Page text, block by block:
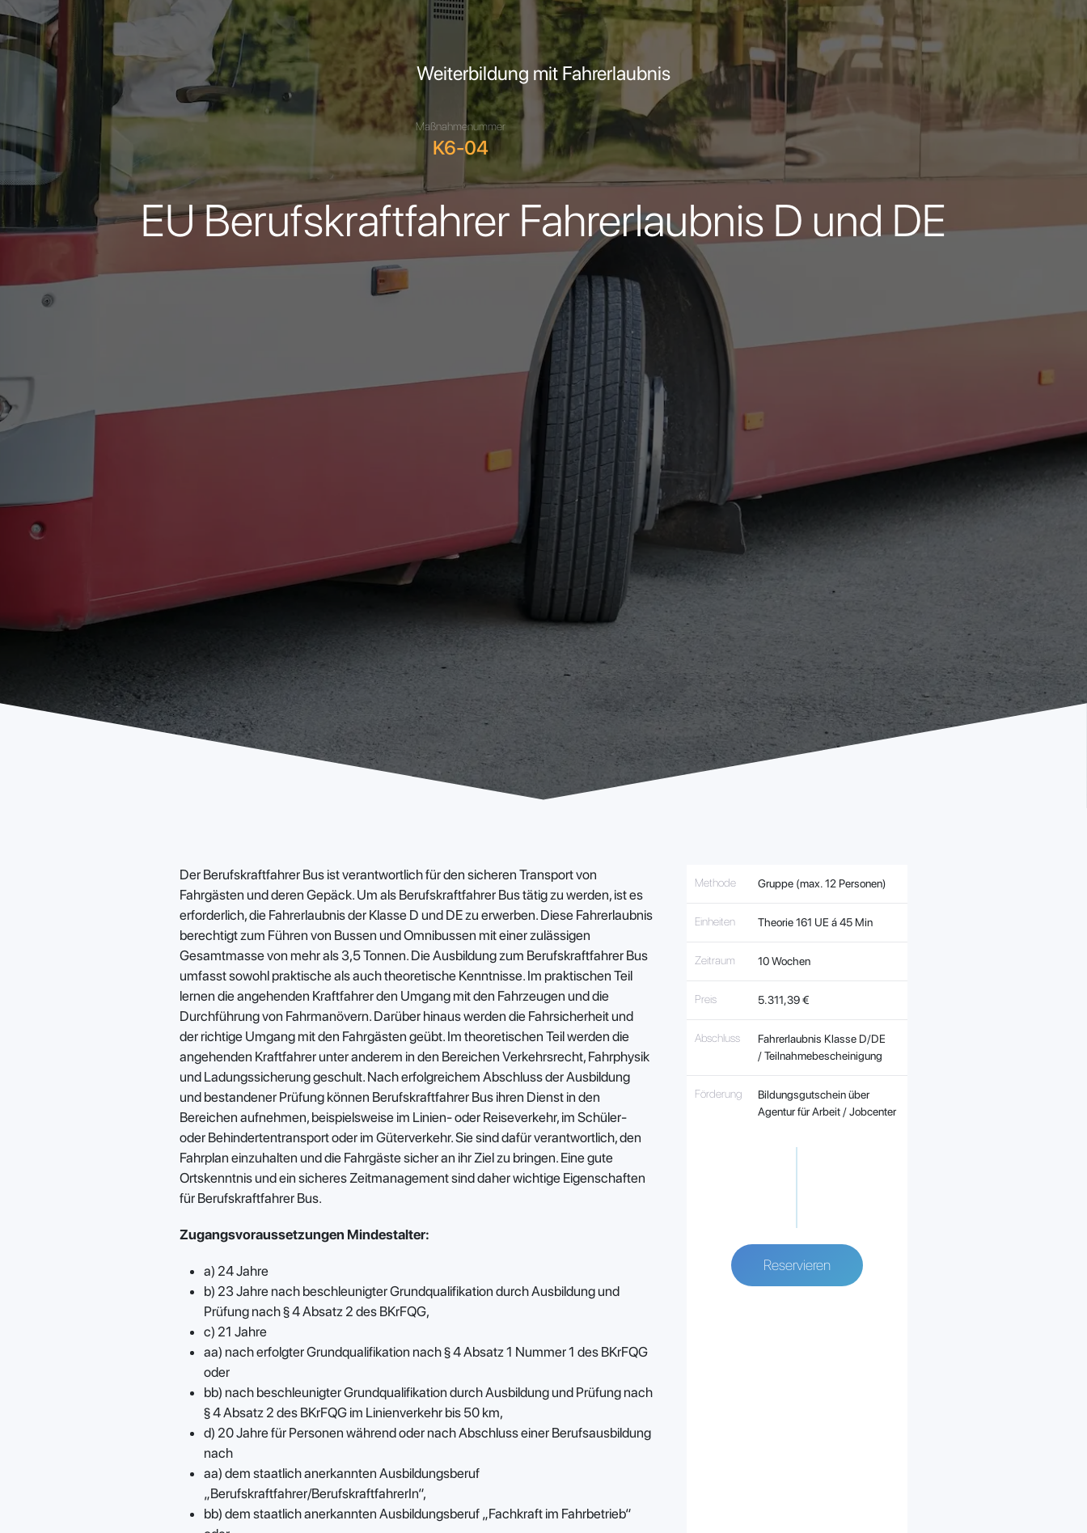
Weiterbildung mit Fahrerlaubnis
Maßnahmenummer
K6-04
EU Berufskraftfahrer Fahrerlaubnis D und DE
Der Berufskraftfahrer Bus ist verantwortlich für den sicheren Transport von
Fahrgästen und deren Gepäck. Um als Berufskraftfahrer Bus tätig zu werden, ist es
erforderlich, die Fahrerlaubnis der Klasse D und DE zu erwerben. Diese Fahrerlaubnis
berechtigt zum Führen von Bussen und Omnibussen mit einer zulässigen
Gesamtmasse von mehr als 3,5 Tonnen. Die Ausbildung zum Berufskraftfahrer Bus
umfasst sowohl praktische als auch theoretische Kenntnisse. Im praktischen Teil
lernen die angehenden Kraftfahrer den Umgang mit den Fahrzeugen und die
Durchführung von Fahrmanövern. Darüber hinaus werden die Fahrsicherheit und
der richtige Umgang mit den Fahrgästen geübt. Im theoretischen Teil werden die
angehenden Kraftfahrer unter anderem in den Bereichen Verkehrsrecht, Fahrphysik
und Ladungssicherung geschult. Nach erfolgreichem Abschluss der Ausbildung
und bestandener Prüfung können Berufskraftfahrer Bus ihren Dienst in den
Bereichen aufnehmen, beispielsweise im Linien- oder Reiseverkehr, im Schüler-
oder Behindertentransport oder im Güterverkehr. Sie sind dafür verantwortlich, den
Fahrplan einzuhalten und die Fahrgäste sicher an ihr Ziel zu bringen. Eine gute
Ortskenntnis und ein sicheres Zeitmanagement sind daher wichtige Eigenschaften
für Berufskraftfahrer Bus.
Zugangsvoraussetzungen Mindestalter:
a) 24 Jahre
b) 23 Jahre nach beschleunigter Grundqualifikation durch Ausbildung und
Prüfung nach § 4 Absatz 2 des BKrFQG,
c) 21 Jahre
aa) nach erfolgter Grundqualifikation nach § 4 Absatz 1 Nummer 1 des BKrFQG
oder
bb) nach beschleunigter Grundqualifikation durch Ausbildung und Prüfung nach
§ 4 Absatz 2 des BKrFQG im Linienverkehr bis 50 km,
d) 20 Jahre für Personen während oder nach Abschluss einer Berufsausbildung
nach
aa) dem staatlich anerkannten Ausbildungsberuf
„Berufskraftfahrer/BerufskraftfahrerIn“,
bb) dem staatlich anerkannten Ausbildungsberuf „Fachkraft im Fahrbetrieb“
Methode Gruppe (max. 12 Personen)
Einheiten Theorie161 UE á 45 Min
Zeitraum 10 Wochen
Preis 5.311,39 €
Abschluss
Fahrerlaubnis Klasse D/DE
/Teilnahmebescheinigung
Förderung
Bildungsgutschein über
Agentur für Arbeit / Jobcenter
Reservieren